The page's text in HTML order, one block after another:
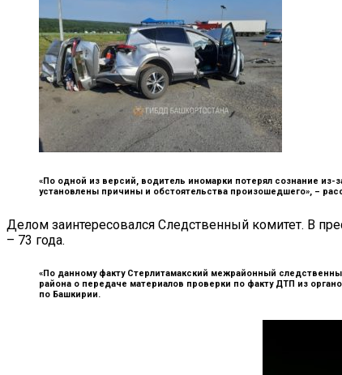
«По одной из версий, водитель иномарки потерял сознание
установлены причины и обстоятельства произошедшего», –
Делом заинтересовался Следственный комитет. В
– 73 года.
«По данному факту Стерлитамакский межрайонный
района о передаче материалов проверки по факту ДТП из
по Башкирии.